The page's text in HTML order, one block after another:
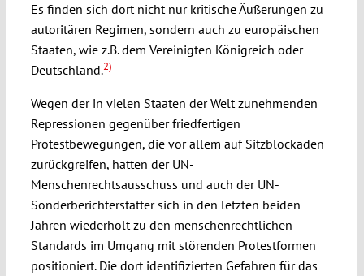
Es finden sich dort nicht nur kritische Äußerungen zu
autoritären Regimen, sondern auch zu europäischen
Staaten, wie z.B. dem Vereinigten Königreich oder
Deutschland.2)
Wegen der in vielen Staaten der Welt zunehmenden
Repressionen gegenüber friedfertigen
Protestbewegungen, die vor allem auf Sitzblockaden
zurückgreifen, hatten der UN-
Menschenrechtsausschuss und auch der UN-
Sonderberichterstatter sich in den letzten beiden
Jahren wiederholt zu den menschenrechtlichen
Standards im Umgang mit störenden Protestformen
positioniert. Die dort identifizierten Gefahren für das